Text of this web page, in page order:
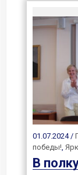
01.07.2024 /
победы!,
В